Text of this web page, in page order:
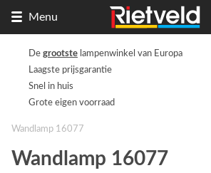
Menu
de
De grootste lampenwinkel van Europa
Laagste prijsgarantie
Snel in huis
Grote eigen voorraad
Wandlamp 16077
Wandlamp 16077